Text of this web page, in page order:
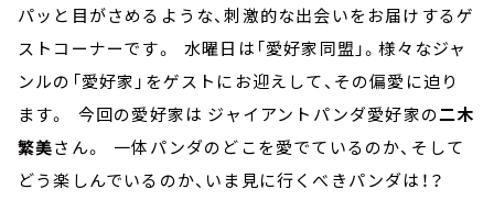
パッと目がさめるような、刺激的な出会いをお届けするゲ
ストコーナーです。 水曜日は「愛好家同盟」。様々なジャ
ンルの「愛好家」をゲストにお迎えして、その偏愛に迫り
ます。 今回の愛好家は ジャイアントパンダ愛好家の二木
繁美さん。 一体パンダのどこを愛でているのか、そして
どう楽しんでいるのか、いま見に行くべきパンダは！？